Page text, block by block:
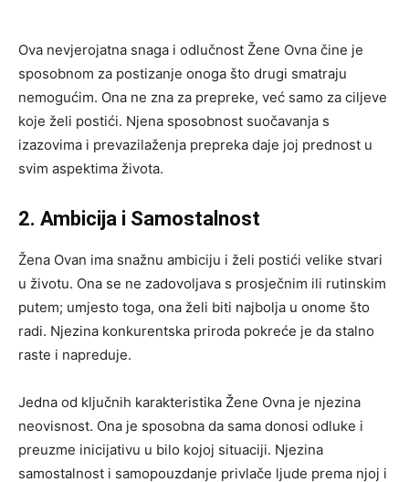
Ova nevjerojatna snaga i odlučnost Žene Ovna čine je
sposobnom za postizanje onoga što drugi smatraju
nemogućim. Ona ne zna za prepreke, već samo za ciljeve
koje želi postići. Njena sposobnost suočavanja s
izazovima i prevazilaženja prepreka daje joj prednost u
svim aspektima života.
2. Ambicija i Samostalnost
Žena Ovan ima snažnu ambiciju i želi postići velike stvari
u životu. Ona se ne zadovoljava s prosječnim ili rutinskim
putem; umjesto toga, ona želi biti najbolja u onome što
radi. Njezina konkurentska priroda pokreće je da stalno
raste i napreduje.
Jedna od ključnih karakteristika Žene Ovna je njezina
neovisnost. Ona je sposobna da sama donosi odluke i
preuzme inicijativu u bilo kojoj situaciji. Njezina
samostalnost i samopouzdanje privlače ljude prema njoj i